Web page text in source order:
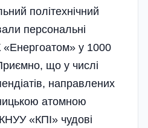
полі­технічний
персональні
у 1000
що у числі
направлених
атомною
«КПІ» чудові